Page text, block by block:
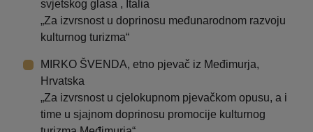
svjetskog glasa , Italia
„Za izvrsnost u doprinosu međunarodnom razvoju
kulturnog turizma“
MIRKO ŠVENDA, etno pjevač iz Međimurja,
Hrvatska
„Za izvrsnost u cjelokupnom pjevačkom opusu, a i
time u sjajnom doprinosu promocije kulturnog